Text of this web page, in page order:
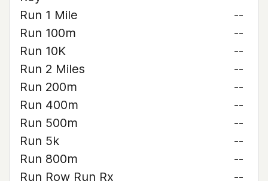
Run 1 Mile
--
Run 100m
--
Run 10K
--
Run 2 Miles
--
Run 200m
--
Run 400m
--
Run 500m
--
Run 5k
--
Run 800m
--
Run Row Run Rx
--